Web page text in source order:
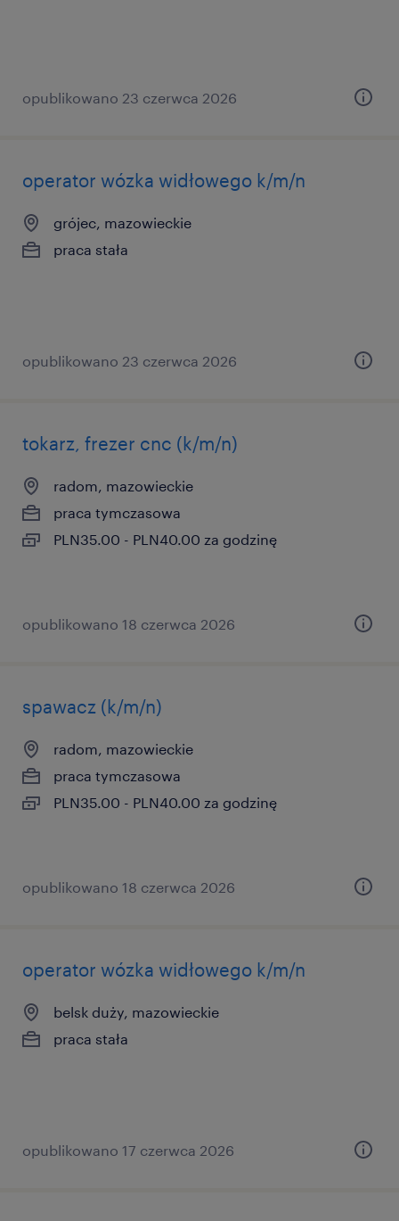
opublikowano 23 czerwca 2026
operator wózka widłowego k/m/n
grójec, mazowieckie
praca stała
opublikowano 23 czerwca 2026
tokarz, frezer cnc (k/m/n)
radom, mazowieckie
praca tymczasowa
PLN35.00 - PLN40.00 za godzinę
opublikowano 18 czerwca 2026
spawacz (k/m/n)
radom, mazowieckie
praca tymczasowa
PLN35.00 - PLN40.00 za godzinę
opublikowano 18 czerwca 2026
operator wózka widłowego k/m/n
belsk duży, mazowieckie
praca stała
opublikowano 17 czerwca 2026